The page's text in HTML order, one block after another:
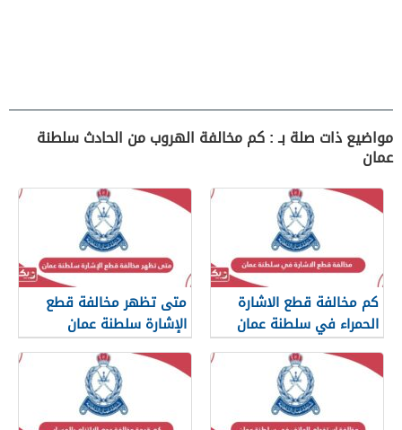
مواضيع ذات صلة بـ : كم مخالفة الهروب من الحادث سلطنة
عمان
كم مخالفة قطع الاشارة
الحمراء في سلطنة عمان
متى تظهر مخالفة قطع
الإشارة سلطنة عمان